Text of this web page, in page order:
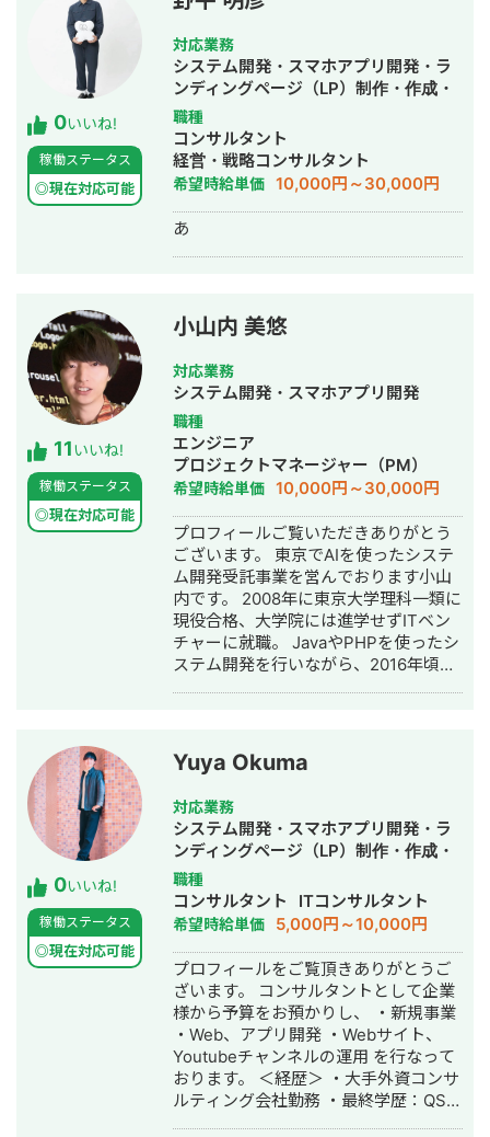
装、本番リリース、運用改善まで一貫
して対応しています。 特に、仕様が複
雑な業務システムや、要件がまだ固ま
りきっていない新規開発において、事
業目的を整理しながら、正確にスピー
ド感を持って形にしていくことを強み
としています。 いまはスタートアップ
案件にてAIエージェント開発にも携わ
っており、AI活用した業務効率化、新
機能開発、既存プロダクトへのAI機能
の組み込みなどにも対応しています。
単純に言われたものを作るだけではな
リース後の運用まで伴走しています。
0いいね!
稼働ステータス
◎現在対応可能
対応業務
システム開発・スマホアプリ開発・ラ
ンディングページ（LP）制作・作成・
ECサイト構築・ネットショップ作成代
行・新規事業立上・SNS運用代行・ホ
ームページ制作・作成・AI活用
職種
コンサルタント
経営・戦略コンサルタント
希望時給単価 10,000円～30,000円
あ
11いいね!
稼働ステータス
◎現在対応可能
小山内 美悠
対応業務
システム開発・スマホアプリ開発
職種
エンジニア
プロジェクトマネージャー（PM）
希望時給単価 10,000円～30,000円
プロフィールご覧いただきありがとう
ございます。 東京でAIを使ったシステ
ム開発受託事業を営んでおります小山
内です。 2008年に東京大学理科一類に
現役合格、大学院には進学せずITベン
チャーに就職。 JavaやPHPを使ったシ
ステム開発を行いながら、2016年頃か
アーキテクトを務めております。 代表
的な案件をいくつか記載します。 ・某
携帯キャリアのポータルサイトのニュ
ースレコメンド機能開発(ユーザー数数
千万人規模) ・某大手アパレル企業の需
要予測システム開発 ・街頭広告用デジ
タルサイネージへのAIカメラ導入プロ
ジェクト ・MAU100万規模の子供向け
サービスのデータ分析基盤開発 これら
のプロジェクトではいずれも技術側の
トップとしてプロジェクトを牽引しま
した。 私自らデータ分析をしたり、機
械学習のアルゴリズムを実装すること
もしますし、私が経営する会社には私
と同じく東大卒の優秀な機械学習エン
ジニアが多数おりますので、 チームを
組んで対応させていただくことも可能
です。 機械学習を導入する以前の、デ
0いいね!
稼働ステータス
◎現在対応可能
Yuya Okuma
対応業務
システム開発・スマホアプリ開発・ラ
ンディングページ（LP）制作・作成・
Youtubeチャンネル運営代行・立ち上
げ・ECサイト構築・ネットショップ作
成代行・SEO対策・新規事業立上・記
事作成代行・ライティング・翻訳・ホ
ームページ制作・作成・リスティング
広告運用代行・オウンドメディア制
作・構築・運用代行・動画制作・動画
編集
職種
コンサルタント ITコンサルタント
希望時給単価 5,000円～10,000円
プロフィールをご覧頂きありがとうご
ざいます。 コンサルタントとして企業
様から予算をお預かりし、 ・新規事業
・Web、アプリ開発 ・Webサイト、
Youtubeチャンネルの運用 を行なって
おります。 ＜経歴＞ ・大手外資コンサ
ルティング会社勤務 ・最終学歴：QS世